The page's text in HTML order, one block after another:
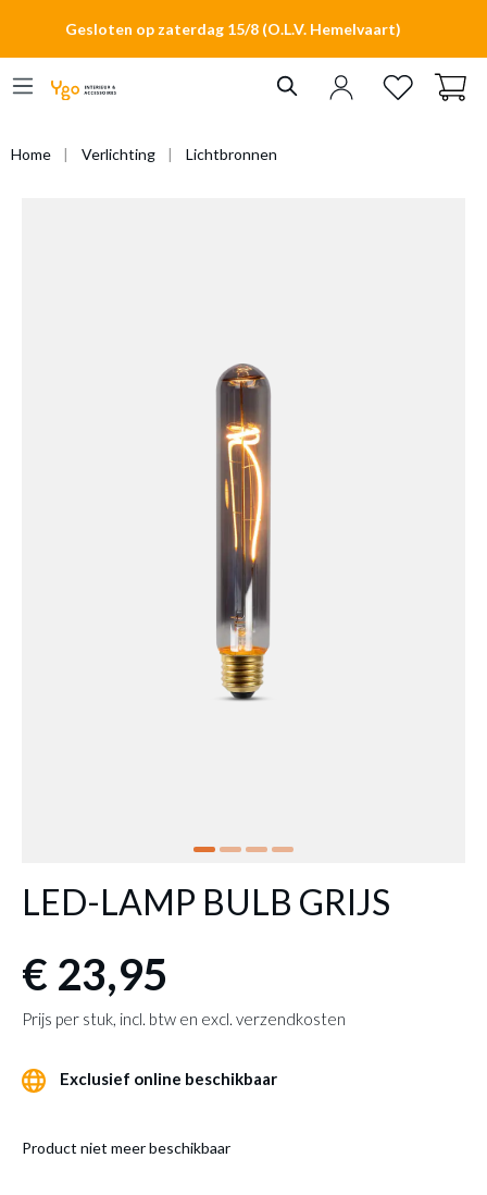
Gesloten op zaterdag 15/8 (O.L.V. Hemelvaart)
Home Verlichting Lichtbronnen
LED-LAMP BULB GRIJS
€ 23,95
Prijs per stuk, incl. btw en excl. verzendkosten
Exclusief online beschikbaar
Product niet meer beschikbaar